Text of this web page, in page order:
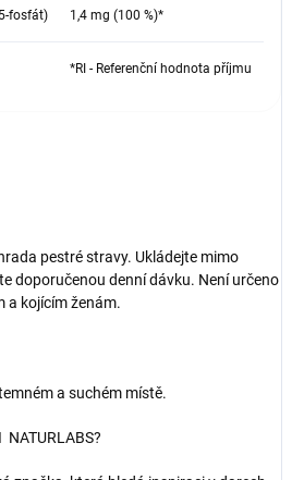
fosfát) 1,4 mg (100 %)*
*RI - Referenční hodnota příjmu
pestré stravy. Ukládejte mimo
doporučenou denní dávku. Není určeno
a kojícím ženám.
a suchém místě.
NATURLABS?